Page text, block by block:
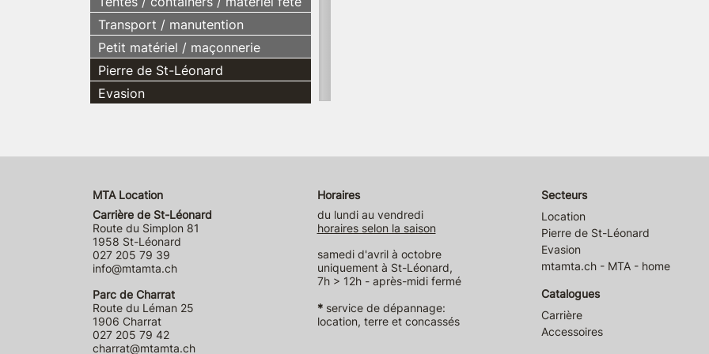
Transport / manutention
Petit matériel / maçonnerie
Pierre de St-Léonard
Evasion
MTA Location
Carrière de St-Léonard
Route du Simplon 81
1958 St-Léonard
027 205 79 39
info@mtamta.ch
Parc de Charrat
Route du Léman 25
1906 Charrat
027 205 79 42
charrat@mtamta.ch
Horaires
du lundi au vendredi
horaires selon la saison
samedi d'avril à octobre
uniquement à St-Léonard,
7h > 12h - après-midi fermé
*service de dépannage:
location, terre et concassés
Secteurs
Location
Pierre de St-Léonard
Evasion
mtamta.ch - MTA - home
Catalogues
Carrière
Accessoires